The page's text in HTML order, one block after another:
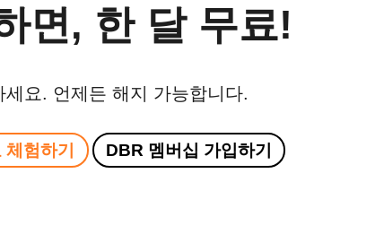
면, 한 달 무료!
세요. 언제든 해지 가능합니다.
험하기 DBR 멤버십 가입하기